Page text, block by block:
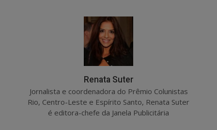
Renata Suter
Jornalista e coordenadora do Prêmio Colunistas
Rio, Centro-Leste e Espírito Santo, Renata Suter
é editora-chefe da Janela Publicitária